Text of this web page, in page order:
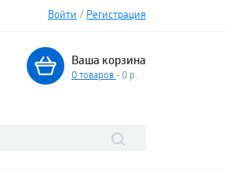
Войти / Регистрация
Ваша корзина
0товаров - 0 р.